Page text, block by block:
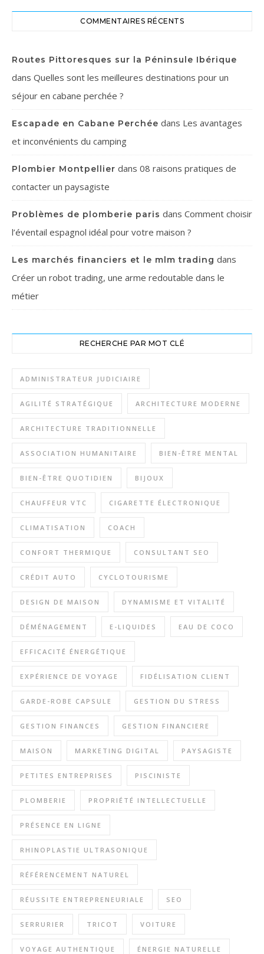
COMMENTAIRES RÉCENTS
Routes Pittoresques sur la Péninsule Ibérique
dans Quelles sont les meilleures destinations pour un
séjour en cabane perchée ?
Escapade en Cabane Perchée dans Les avantages
et inconvénients du camping
Plombier Montpellier dans 08 raisons pratiques de
contacter un paysagiste
Problèmes de plomberie paris dans Comment choisir
l’éventail espagnol idéal pour votre maison ?
Les marchés financiers et le mlm trading dans
Créer un robot trading, une arme redoutable dans le
métier
RECHERCHE PAR MOT CLÉ
ADMINISTRATEUR JUDICIAIRE
AGILITÉ STRATÉGIQUE ARCHITECTURE MODERNE
ARCHITECTURE TRADITIONNELLE
ASSOCIATION HUMANITAIRE BIEN-ÊTRE MENTAL
BIEN-ÊTRE QUOTIDIEN BIJOUX
CHAUFFEUR VTC CIGARETTE ÉLECTRONIQUE
CLIMATISATION COACH
CONFORT THERMIQUE CONSULTANT SEO
CRÉDIT AUTO CYCLOTOURISME
DESIGN DE MAISON DYNAMISME ET VITALITÉ
DÉMÉNAGEMENT E-LIQUIDES EAU DE COCO
EFFICACITÉ ÉNERGÉTIQUE
EXPÉRIENCE DE VOYAGE FIDÉLISATION CLIENT
GARDE-ROBE CAPSULE GESTION DU STRESS
GESTION FINANCES GESTION FINANCIERE
MAISON MARKETING DIGITAL PAYSAGISTE
PETITES ENTREPRISES PISCINISTE
PLOMBERIE PROPRIÉTÉ INTELLECTUELLE
PRÉSENCE EN LIGNE
RHINOPLASTIE ULTRASONIQUE
RÉFÉRENCEMENT NATUREL
RÉUSSITE ENTREPRENEURIALE SEO
SERRURIER TRICOT VOITURE
VOYAGE AUTHENTIQUE ÉNERGIE NATURELLE